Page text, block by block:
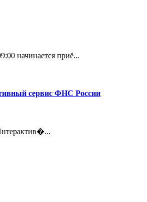
приё...
сервис ФНС России